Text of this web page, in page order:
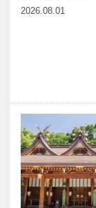
2026.08.01